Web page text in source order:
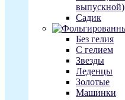
выпускной)
Садик
Без гелия
С гелием
Звезды
Леденцы
Золотые
Машинки